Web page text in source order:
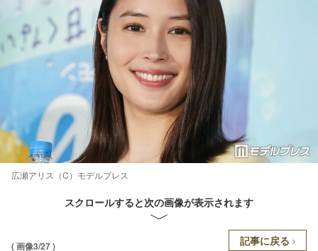
広瀬アリス（C）モデルプレス
スクロールすると次の画像が表示されます
( 画像3/27 ) 記事に戻る